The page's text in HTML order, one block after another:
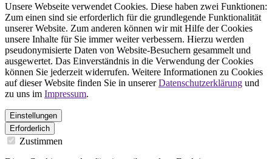
Unsere Webseite verwendet Cookies. Diese haben zwei Funktionen:
Zum einen sind sie erforderlich für die grundlegende Funktionalität
unserer Website. Zum anderen können wir mit Hilfe der Cookies
unsere Inhalte für Sie immer weiter verbessern. Hierzu werden
pseudonymisierte Daten von Website-Besuchern gesammelt und
ausgewertet. Das Einverständnis in die Verwendung der Cookies
können Sie jederzeit widerrufen. Weitere Informationen zu Cookies
auf dieser Website finden Sie in unsererDatenschutzerklärung und
zu uns im Impressum.
Einstellungen
Erforderlich
Zustimmen